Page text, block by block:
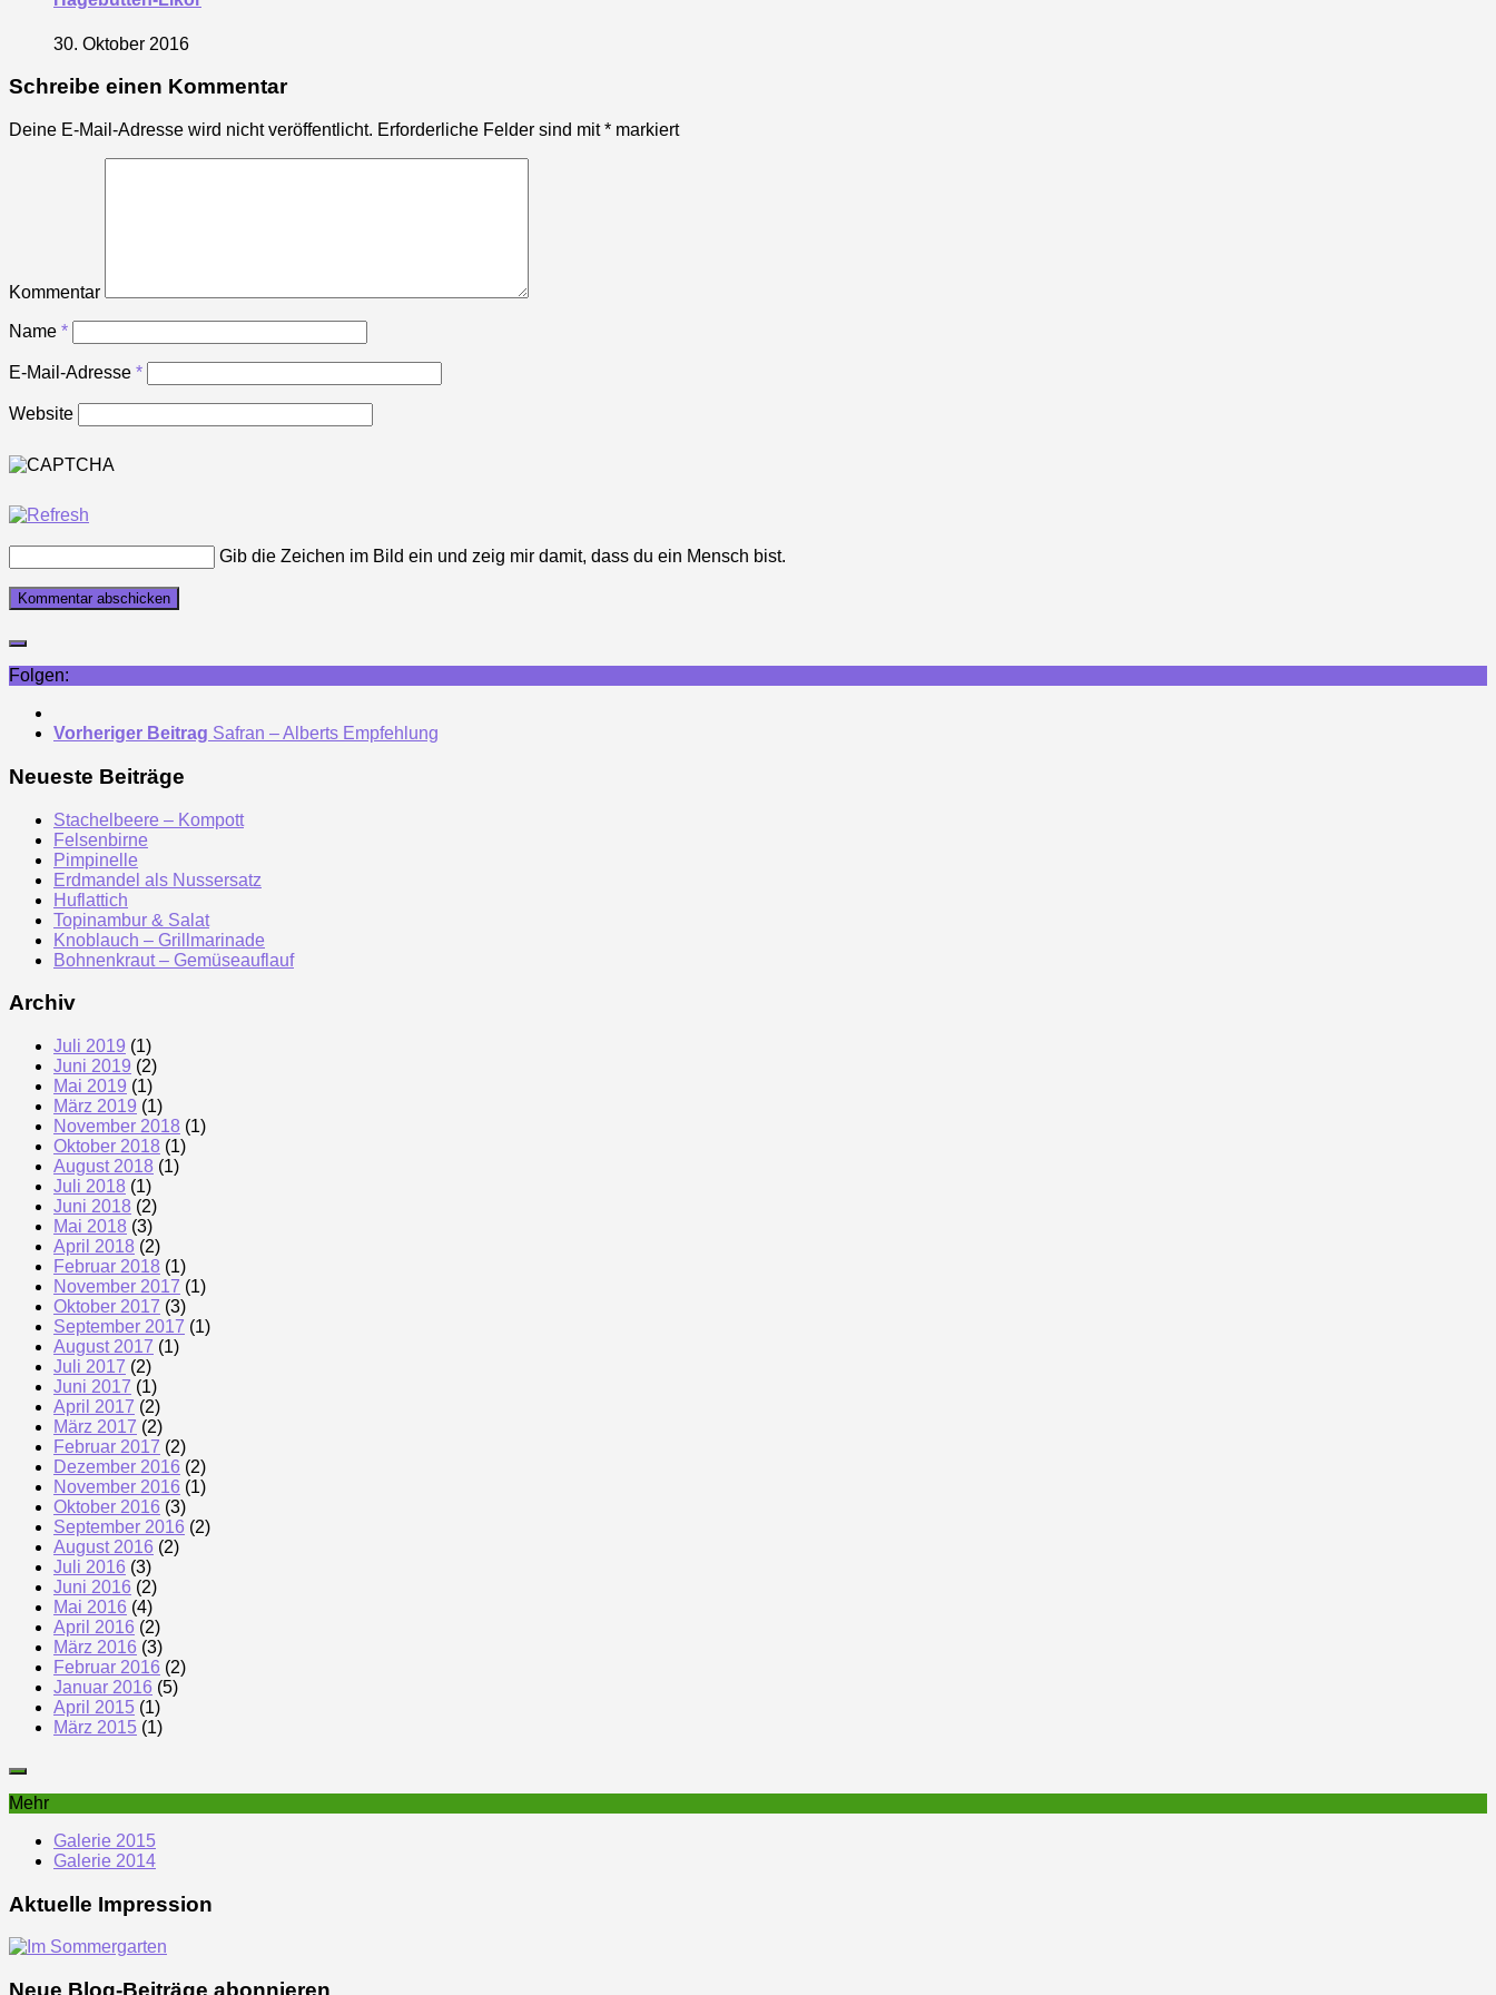
30. Oktober 2016
Schreibe einen Kommentar
Deine E-Mail-Adresse wird nicht veröffentlicht. Erforderliche Felder sind mit* markiert
Kommentar
Name *
E-Mail-Adresse *
Website
Gib die Zeichen im Bild ein und zeig mir damit, dass du ein Mensch bist.
Folgen:
Vorheriger Beitrag Safran – Alberts Empfehlung
Neueste Beiträge
Stachelbeere – Kompott
Felsenbirne
Pimpinelle
Erdmandel als Nussersatz
Huflattich
Topinambur & Salat
Knoblauch – Grillmarinade
Bohnenkraut – Gemüseauflauf
Archiv
Juli 2019 (1)
Juni 2019 (2)
Mai 2019 (1)
März 2019 (1)
November 2018 (1)
Oktober 2018 (1)
August 2018 (1)
Juli 2018 (1)
Juni 2018 (2)
Mai 2018 (3)
April 2018 (2)
Februar 2018 (1)
November 2017 (1)
Oktober 2017 (3)
September 2017 (1)
August 2017 (1)
Juli 2017 (2)
Juni 2017 (1)
April 2017 (2)
März 2017 (2)
Februar 2017 (2)
Dezember 2016 (2)
November 2016 (1)
Oktober 2016 (3)
September 2016 (2)
August 2016 (2)
Juli 2016 (3)
Juni 2016 (2)
Mai 2016 (4)
April 2016 (2)
März 2016 (3)
Februar 2016 (2)
Januar 2016 (5)
April 2015 (1)
März 2015 (1)
Mehr
Galerie 2015
Galerie 2014
Aktuelle Impression
Neue Blog-Beiträge abonnieren